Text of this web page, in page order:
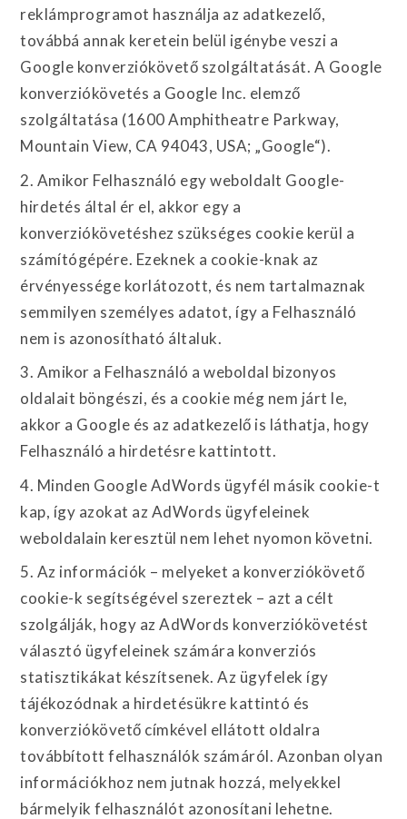
reklámprogramot használja az adatkezelő,
továbbá annak keretein belül igénybe veszi a
Google konverziókövető szolgáltatását. A Google
konverziókövetés a Google Inc. elemző
szolgáltatása (1600 Amphitheatre Parkway,
Mountain View, CA 94043, USA; „Google“).
2. Amikor Felhasználó egy weboldalt Google-
hirdetés által ér el, akkor egy a
konverziókövetéshez szükséges cookie kerül a
számítógépére. Ezeknek a cookie-knak az
érvényessége korlátozott, és nem tartalmaznak
semmilyen személyes adatot, így a Felhasználó
nem is azonosítható általuk.
3. Amikor a Felhasználó a weboldal bizonyos
oldalait böngészi, és a cookie még nem járt le,
akkor a Google és az adatkezelő is láthatja, hogy
Felhasználó a hirdetésre kattintott.
4. Minden Google AdWords ügyfél másik cookie-t
kap, így azokat az AdWords ügyfeleinek
weboldalain keresztül nem lehet nyomon követni.
5. Az információk – melyeket a konverziókövető
cookie-k segítségével szereztek – azt a célt
szolgálják, hogy az AdWords konverziókövetést
választó ügyfeleinek számára konverziós
statisztikákat készítsenek. Az ügyfelek így
tájékozódnak a hirdetésükre kattintó és
konverziókövető címkével ellátott oldalra
továbbított felhasználók számáról. Azonban olyan
információkhoz nem jutnak hozzá, melyekkel
bármelyik felhasználót azonosítani lehetne.